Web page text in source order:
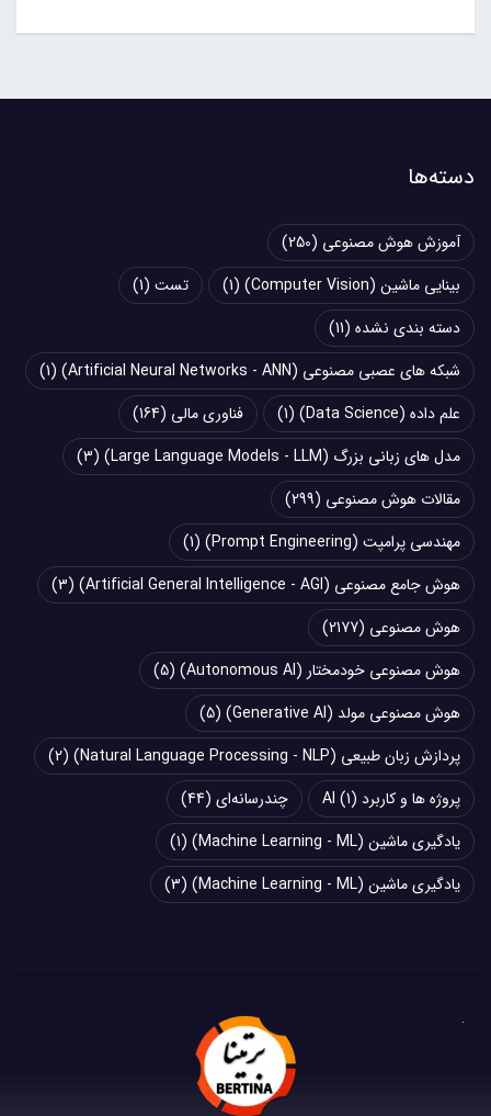
دسته‌ها
آموزش هوش مصنوعی (250)
بینایی ماشین (Computer Vision)
(1) تست (1)
دسته بندی نشده (11)
شبکه های عصبی مصنوعی (Artificial Neural Networks - ANN)
(1)
علم داده (Data Science)
(1) فناوری مالی (164)
مدل های زبانی بزرگ (Large Language Models - LLM)
(3)
مقالات هوش مصنوعی (299)
مهندسی پرامپت (Prompt Engineering)
(1)
هوش جامع مصنوعی (Artificial General Intelligence - AGI)
(3)
هوش مصنوعی (2177)
هوش مصنوعی خودمختار (Autonomous AI)
(5)
هوش مصنوعی مولد (Generative AI)
(5)
پردازش زبان طبیعی (Natural Language Processing - NLP)
(2)
پروژه ها و کاربرد AI (1) چند‌‌رسانه‌ای (44)
یادگیری ماشین (Machine Learning - ML)
(1)
یادگیری ماشین (Machine Learning - ML)
(3)